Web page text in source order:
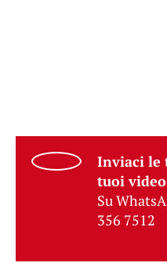
Inviaci le
tuoi
Su
356 7512